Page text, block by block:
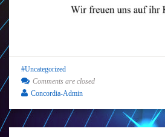
Uncategorized
Comments are closed
Concordia-Admin